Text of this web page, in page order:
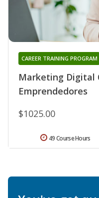
Marketing Digital
Emprendedores
CAREER TRAINING PROGRAM
$1025.00
49 Course Hours